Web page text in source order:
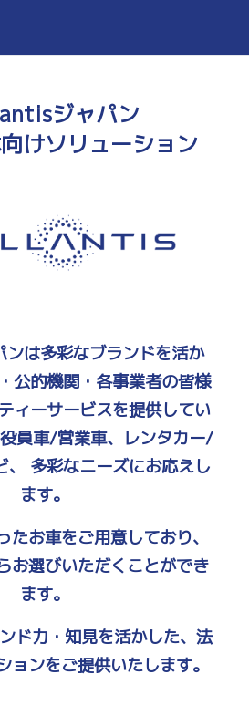
ジャパン
けソリューション
は多彩なブランドを活か
公的機関・各事業者の皆様
ィーサービスを提供してい
員車/営業車、レンタカー/
多彩なニーズにお応えし
ます。
たお車をご用意しており、
お選びいただくことができ
ます。
ド力・知見を活かした、法
ョンをご提供いたします。